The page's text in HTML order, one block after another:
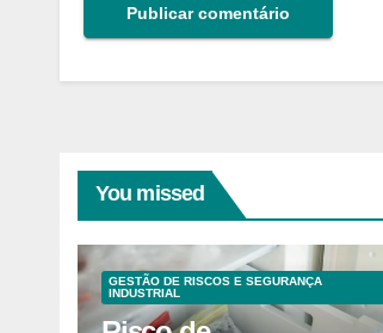
You missed
GESTÃO DE RISCOS E SEGURANÇA
INDUSTRIAL